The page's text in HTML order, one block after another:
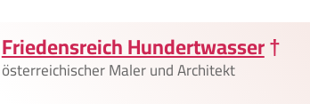
Friedensreich Hundertwasser†
österreichischer Maler und Architekt